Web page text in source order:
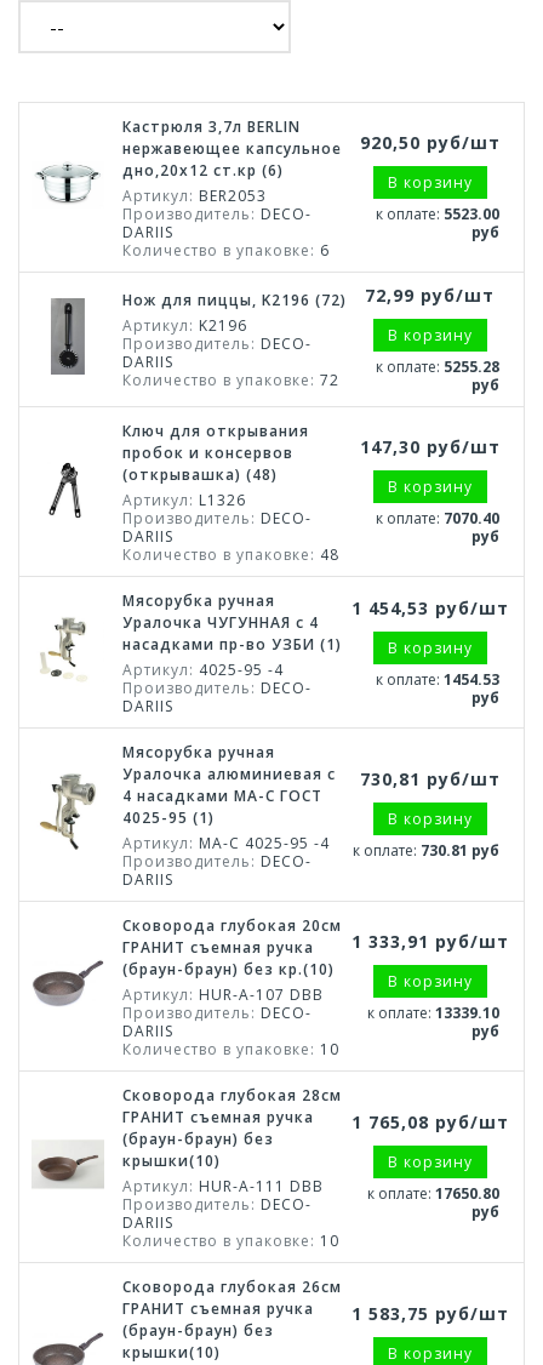
Кастрюля 3,7л BERLIN
нержавеющее капсульное
дно,20х12 ст.кр (6)
Артикул: BER2053
Производитель: DECO-
DARIIS
Количество в упаковке: 6
920,50 руб/шт
В корзину
к оплате: 5523.00
руб
Нож для пиццы, K2196 (72)
Артикул: K2196
Производитель: DECO-
DARIIS
Количество в упаковке: 72
72,99 руб/шт
В корзину
к оплате: 5255.28
руб
Ключ для открывания
пробок и консервов
(открывашка) (48)
Артикул: L1326
Производитель: DECO-
DARIIS
Количество в упаковке: 48
147,30 руб/шт
В корзину
к оплате: 7070.40
руб
Мясорубка ручная
Уралочка ЧУГУННАЯ с 4
насадками пр-во УЗБИ (1)
Артикул: 4025-95 -4
Производитель: DECO-
DARIIS
1 454,53 руб/шт
В корзину
к оплате: 1454.53
руб
Мясорубка ручная
Уралочка алюминиевая с
4 насадками МА-С ГОСТ
4025-95 (1)
Артикул: МА-С 4025-95 -4
Производитель: DECO-
DARIIS
730,81 руб/шт
В корзину
к оплате: 730.81 руб
Сковорода глубокая 20см
ГРАНИТ съемная ручка
(браун-браун) без кр.(10)
Артикул: HUR-A-107 DВВ
Производитель: DECO-
DARIIS
Количество в упаковке: 10
1 333,91 руб/шт
В корзину
к оплате: 13339.10
руб
Сковорода глубокая 28см
ГРАНИТ съемная ручка
(браун-браун) без
крышки(10)
Артикул: HUR-A-111 DВВ
Производитель: DECO-
DARIIS
Количество в упаковке: 10
1 765,08 руб/шт
В корзину
к оплате: 17650.80
руб
Сковорода глубокая 26см
ГРАНИТ съемная ручка
(браун-браун) без
крышки(10)
1 583,75 руб/шт
В корзину